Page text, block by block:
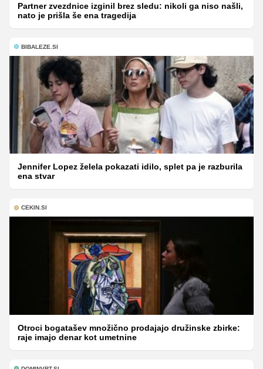
Partner zvezdnice izginil brez sledu: nikoli ga niso našli,
nato je prišla še ena tragedija
BIBALEZE.SI
Jennifer Lopez želela pokazati idilo, splet pa je razburila
ena stvar
CEKIN.SI
Otroci bogatašev množično prodajajo družinske zbirke:
raje imajo denar kot umetnine